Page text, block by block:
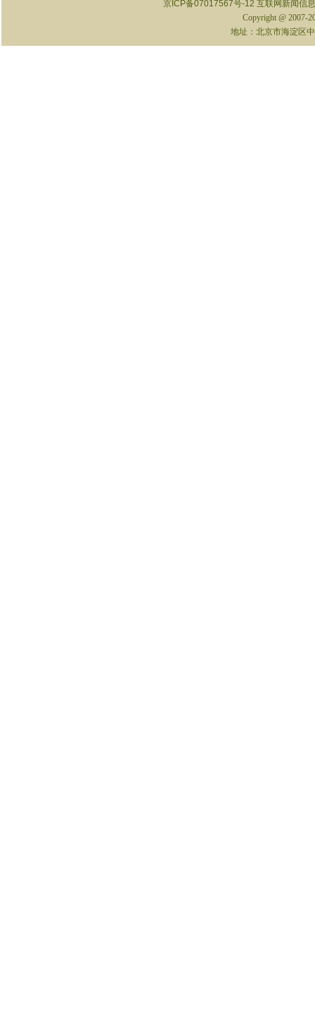
京ICP备07017567号-12 互联网新闻信
Copyright @ 2007-
地址：北京市海淀区